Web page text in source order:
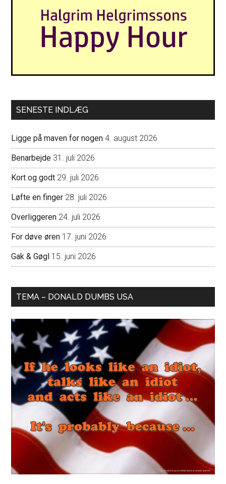
SENESTE INDLÆG
Ligge på maven for nogen 4. august 2026
Benarbejde 31. juli 2026
Kort og godt 29. juli 2026
Løfte en finger 28. juli 2026
Overliggeren 24. juli 2026
For døve øren 17. juni 2026
Gak & Gøgl 15. juni 2026
TEMA – DONALD DUMBS USA